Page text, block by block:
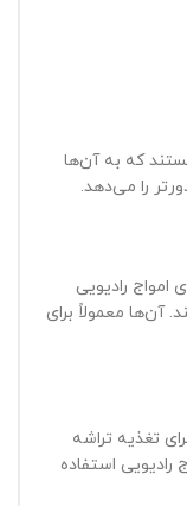
که به آن‌ها
را می‌دهد.
امواج رادیویی
آن‌ها معمولاً برای
تغذیه تراشه
رادیویی استفاده